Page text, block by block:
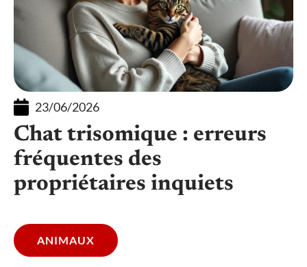
23/06/2026
Chat trisomique : erreurs
fréquentes des
propriétaires inquiets
ANIMAUX